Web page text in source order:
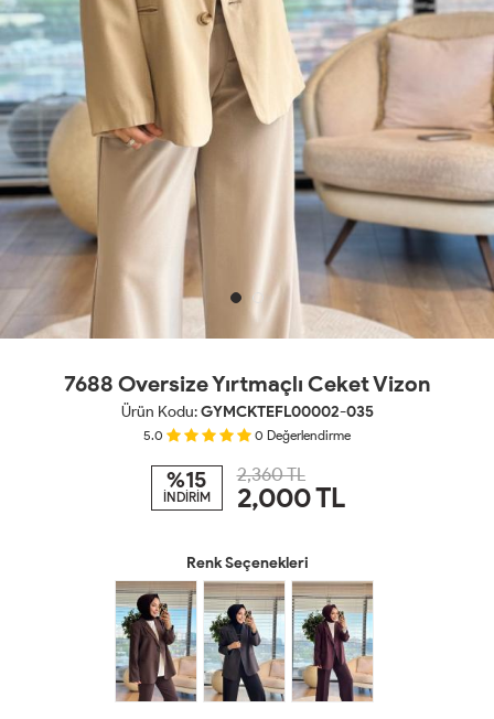
7688 Oversize Yırtmaçlı Ceket Vizon
Ürün Kodu:GYMCKTEFL00002-035
5.0 0 Değerlendirme
%15
İNDİRİM
2,360 TL
2,000TL
Renk Seçenekleri